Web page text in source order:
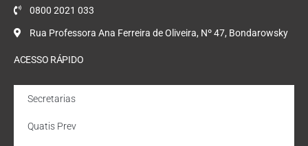
0800 2021 033
Rua Professora Ana Ferreira de Oliveira, Nº 47, Bondarowsky
ACESSO RÁPIDO
Secretarias
Quatis Prev